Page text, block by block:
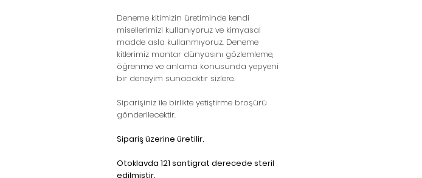
Deneme kitimizin üretiminde kendi
misellerimizi kullanıyoruz ve kimyasal
madde asla kullanmıyoruz. Deneme
kitlerimiz mantar dünyasını gözlemleme,
öğrenme ve anlama konusunda yepyeni
bir deneyim sunacaktır sizlere.
Siparişiniz ile birlikte yetiştirme broşürü
gönderilecektir.
Sipariş üzerine üretilir.
Otoklavda 121 santigrat derecede steril
edilmiştir.